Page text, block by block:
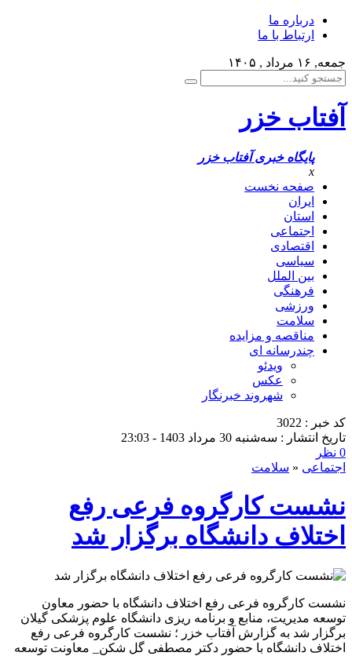
درباره ما
ارتباط با ما
جمعه, ۱۶ مرداد , ۱۴۰۵
آفتاب خزر
پایگاه خبری آفتاب خزر
x
صفحه نخست
ایران
استان
اجتماعی
اقتصادی
سیاسی
بین الملل
فرهنگی
ورزشی
سلامت
مناقصه و مزایده
چندرسانه ای
ویدئو
عکس
شهروند خبرنگار
کد خبر : 3022
تاریخ انتشار : سه‌شنبه 30 مرداد 1403 - 23:03
0 نظر
اجتماعی « سلامت
نشست کارگروه فرعی رفع
اختلاف دانشگاه برگزار شد
نشست کارگروه فرعی رفع اختلاف دانشگاه با حضور معاون
توسعه مدیریت، منابع و برنامه ریزی دانشگاه علوم پزشکی گیلان
برگزار شد به گزارش آفتاب خزر ؛ نشست کارگروه فرعی رفع
اختلاف دانشگاه با حضور دکتر مصطفی گل شکن_ معاونت توسعه